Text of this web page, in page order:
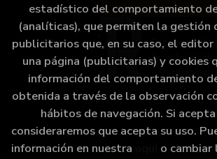
2026 ©Librería Camino Bulnes.
Reservados |
Grupo
estadístico del comportamiento
(analíticas), que permiten la gestión
publicitarios que, en su caso, el editor
una página (publicitarias) y cookies
información del comportamiento
obtenida a través de la observación
hábitos de navegación. Si
consideraremos que acepta su uso.
información en nuestra
o cambiar